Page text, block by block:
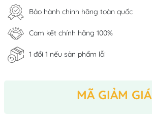
Bảo hành chính hãng toàn quốc
Cam kết chính hãng 100%
1 đổi 1 nếu sản phẩm lỗi
MÃ GIẢM GIÁ